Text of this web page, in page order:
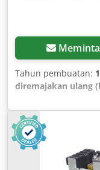
Meminta
Tahun pembuatan:
diremajakan ulang
,
andal Höller Bosch
10–40 kantong.
elektronik baru
Termasuk unit